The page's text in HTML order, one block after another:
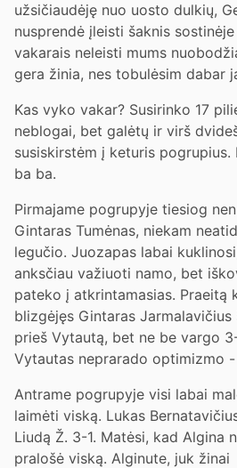
užsičiaudėję nuo uosto dulkių,
nusprendė įleisti šaknis
vakarais neleisti mums
gera žinia, nes tobulėsim dabar
Kas vyko vakar? Susirinko 17
neblogai, bet galėtų ir virš
susiskirstėm į keturis pogrupius.
ba ba.
Pirmajame pogrupyje tiesiog
Gintaras Tumėnas, niekam
legučio. Juozapas labai
anksčiau važiuoti namo, bet
pateko į atkrintamasias. Praeitą
blizgėjęs Gintaras
prieš Vytautą, bet ne be vargo
Vytautas neprarado optimizmo
Antrame pogrupyje visi labai
laimėti viską. Lukas
Liudą Ž. 3-1. Matėsi, kad Algina
pralošė viską. Alginute, juk